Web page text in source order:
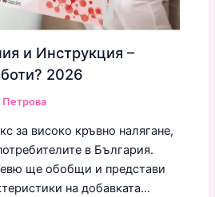
и Инструкция –
2026
Петрова
за високо кръвно налягане,
в България.
ще обобщи и представи
на добавката…